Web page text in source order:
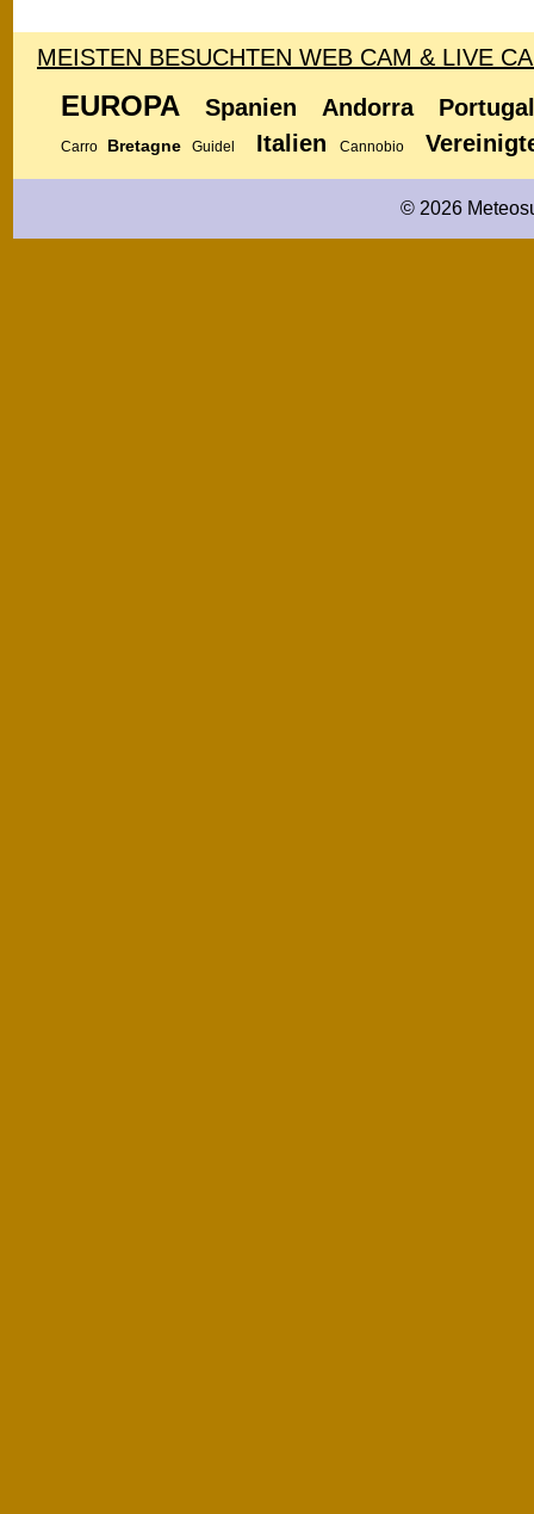
MEISTEN BESUCHTEN WEB CAM & LIVE
EUROPA Spanien Andorra Portugal
Carro Bretagne Guidel Italien Cannobio
© 2026